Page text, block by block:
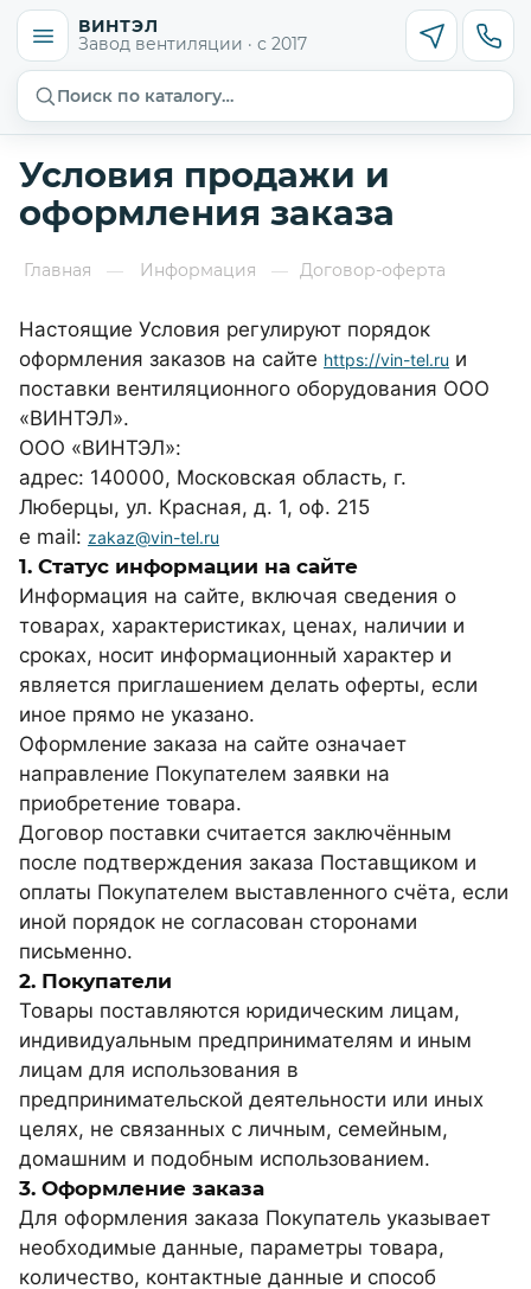
ВИНТЭЛ
Завод вентиляции · с 2017
Поиск по каталогу…
Условия продажи и
оформления заказа
Главная — Информация — Договор-оферта
Настоящие Условия регулируют порядок
оформления заказов на сайте https://vin-tel.ru и
поставки вентиляционного оборудования ООО
«ВИНТЭЛ».
ООО «ВИНТЭЛ»:
адрес: 140000, Московская область, г.
Люберцы, ул. Красная, д. 1, оф. 215
e mail: zakaz@vin-tel.ru
1. Статус информации на сайте
Информация на сайте, включая сведения о
товарах, характеристиках, ценах, наличии и
сроках, носит информационный характер и
является приглашением делать оферты, если
иное прямо не указано.
Оформление заказа на сайте означает
направление Покупателем заявки на
приобретение товара.
Договор поставки считается заключённым
после подтверждения заказа Поставщиком и
оплаты Покупателем выставленного счёта, если
иной порядок не согласован сторонами
письменно.
2. Покупатели
Товары поставляются юридическим лицам,
индивидуальным предпринимателям и иным
лицам для использования в
предпринимательской деятельности или иных
целях, не связанных с личным, семейным,
домашним и подобным использованием.
3. Оформление заказа
Для оформления заказа Покупатель указывает
необходимые данные, параметры товара,
количество, контактные данные и способ